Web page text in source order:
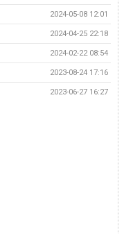
2024-05-08 12:01
2024-04-25 22:18
2024-02-22 08:54
2023-08-24 17:16
2023-06-27 16:27